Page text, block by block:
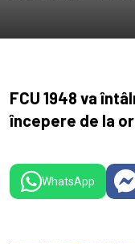
FCU 1948 va
începere de la
WhatsApp